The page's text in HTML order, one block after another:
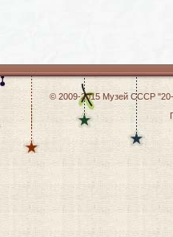
© 2009-2015 Музей СССР